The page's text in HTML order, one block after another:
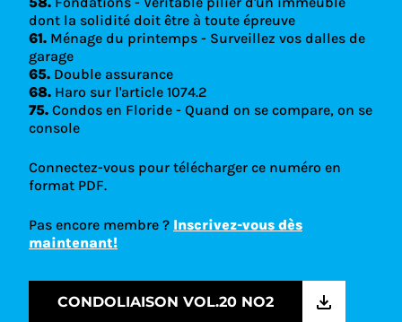
dont la solidité doit être à toute épreuve
61. Ménage du printemps - Surveillez vos dalles de
garage
65. Double assurance
68. Haro sur l'article 1074.2
75. Condos en Floride - Quand on se compare, on se
console
Connectez-vous pour télécharger ce numéro en
format PDF.
Pas encore membre ? Inscrivez-vous dès
maintenant!
CONDOLIAISON VOL.20 NO2